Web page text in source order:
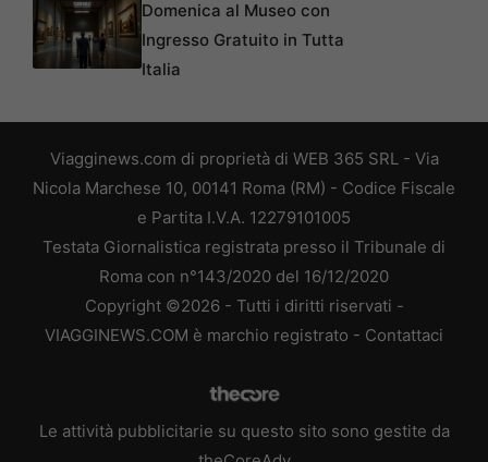
Domenica al Museo con
Ingresso Gratuito in Tutta
Italia
Viagginews.com di proprietà di WEB 365 SRL - Via
Nicola Marchese 10, 00141 Roma (RM) - Codice Fiscale
e Partita I.V.A. 12279101005
Testata Giornalistica registrata presso il Tribunale di
Roma con n°143/2020 del 16/12/2020
Copyright ©2026 - Tutti i diritti riservati -
VIAGGINEWS.COM è marchio registrato - Contattaci
Le attività pubblicitarie su questo sito sono gestite da